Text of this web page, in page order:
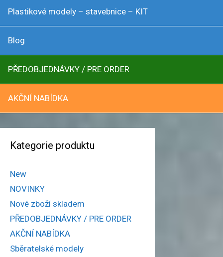
Plastikové modely – stavebnice – KIT
Blog
PŘEDOBJEDNÁVKY / PRE ORDER
AKČNÍ NABÍDKA
Kategorie produktu
New
NOVINKY
Nové zboží skladem
PŘEDOBJEDNÁVKY / PRE ORDER
AKČNÍ NABÍDKA
Sběratelské modely